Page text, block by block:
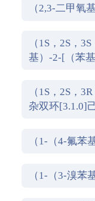
（2,3-二甲氧
（1S，2S，
基）-2-[（苯
（1S，2S，
杂双环[3.1.0]
（1-（4-氟苯
（1-（3-溴苯